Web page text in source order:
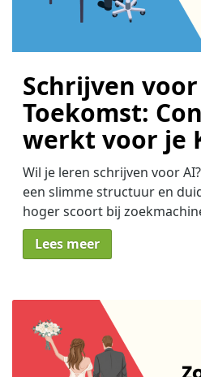
Schrijven
Toekomst:
werkt voor je
Wil je leren schrijven voor
een slimme structuur en
hoger scoort bij
Lees meer